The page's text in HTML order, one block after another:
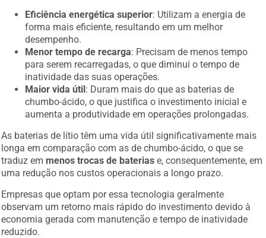
Eficiência energética superior: Utilizam a energia de
forma mais eficiente, resultando em um melhor
desempenho.
Menor tempo de recarga: Precisam de menos tempo
para serem recarregadas, o que diminui o tempo de
inatividade das suas operações.
Maior vida útil : Duram mais do que as baterias de
chumbo-ácido, o que justifica o investimento inicial e
aumenta a produtividade em operações prolongadas.
As baterias de lítio têm uma vida útil significativamente mais
longa em comparação com as de chumbo-ácido, o que se
traduz em menos trocas de baterias e, consequentemente, em
uma redução nos custos operacionais a longo prazo.
Empresas que optam por essa tecnologia geralmente
observam um retorno mais rápido do investimento devido à
economia gerada com manutenção e tempo de inatividade
reduzido.